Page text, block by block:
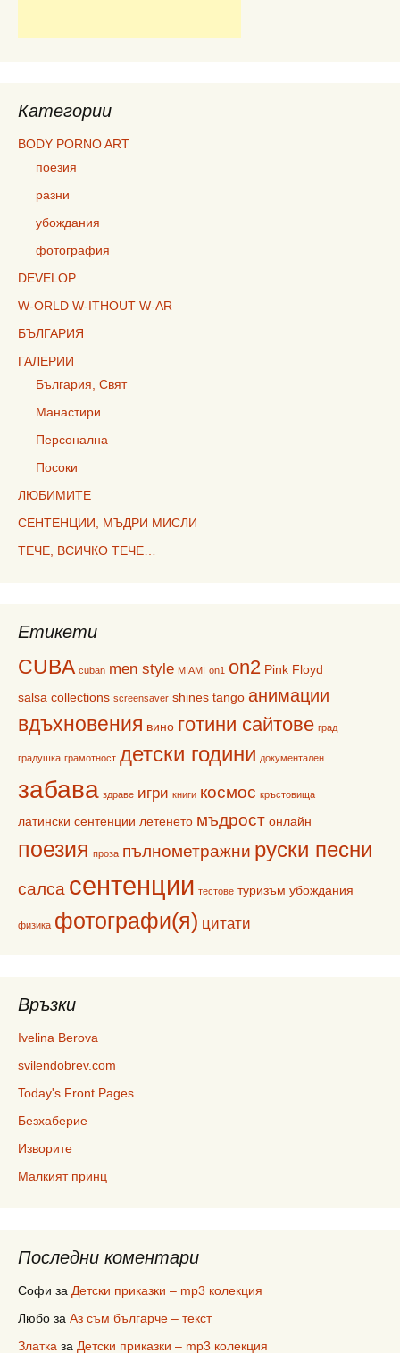
Категории
BODY PORNO ART
поезия
разни
убождания
фотография
DEVELOP
W-ORLD W-ITHOUT W-AR
БЪЛГАРИЯ
ГАЛЕРИИ
България, Свят
Манастири
Персонална
Посоки
ЛЮБИМИТЕ
СЕНТЕНЦИИ, МЪДРИ МИСЛИ
ТЕЧЕ, ВСИЧКО ТЕЧЕ…
Етикети
CUBA cuban men style MIAMI on1 on2 Pink Floyd
salsa collections screensaver shines tango анимации
вдъхновения вино готини сайтове град
градушка грамотност детски години документален
забава здраве игри книги космос кръстовища
латински сентенции летенето мъдрост онлайн
поезия проза пълнометражни руски песни
салса сентенции тестове туризъм убождания
физика фотографи(я) цитати
Връзки
Ivelina Berova
svilendobrev.com
Today's Front Pages
Безхаберие
Изворите
Малкият принц
Последни коментари
Софи за Детски приказки – mp3 колекция
Любо за Аз съм българче – текст
Златка за Детски приказки – mp3 колекция